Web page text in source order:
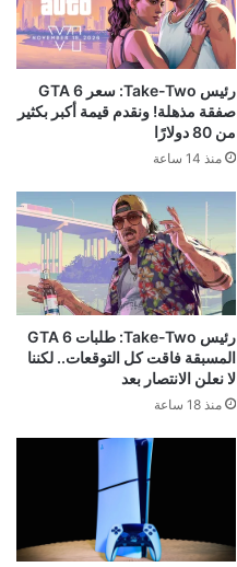
رئيس Take-Two: سعر GTA 6
صفقة مذهلة! ونقدم قيمة أكبر بكثير
من 80 دولارًا
منذ 14 ساعة
رئيس Take-Two: طلبات GTA 6
المسبقة فاقت كل التوقعات.. لكننا
لا نعلن الانتصار بعد
منذ 18 ساعة